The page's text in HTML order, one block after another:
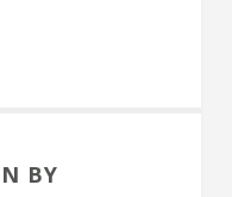
BY